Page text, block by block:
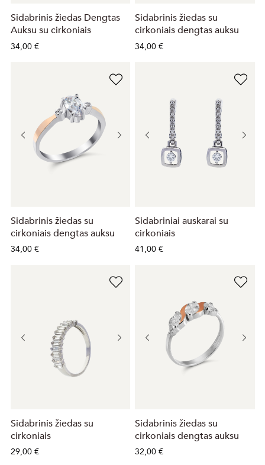
Sidabrinis žiedas Dengtas
Auksu su cirkoniais
34,00 €
Sidabrinis žiedas su
cirkoniais dengtas auksu
34,00 €
Sidabrinis žiedas su
cirkoniais dengtas auksu
34,00 €
Sidabriniai auskarai su
cirkoniais
41,00 €
Sidabrinis žiedas su
cirkoniais
29,00 €
Sidabrinis žiedas su
cirkoniais dengtas auksu
32,00 €